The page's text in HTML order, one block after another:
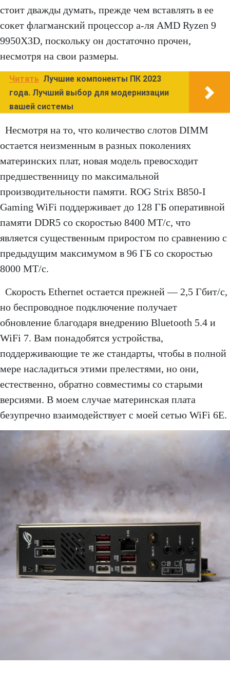
стоит дважды думать, прежде чем вставлять в ее
сокет флагманский процессор а-ля AMD Ryzen 9
9950X3D, поскольку он достаточно прочен,
несмотря на свои размеры.
Читать Лучшие компоненты ПК 2023
года. Лучший выбор для модернизации
вашей системы
Несмотря на то, что количество слотов DIMM
остается неизменным в разных поколениях
материнских плат, новая модель превосходит
предшественницу по максимальной
производительности памяти. ROG Strix B850-I
Gaming WiFi поддерживает до 128 ГБ оперативной
памяти DDR5 со скоростью 8400 МТ/с, что
является существенным приростом по сравнению с
предыдущим максимумом в 96 ГБ со скоростью
8000 МТ/с.
Скорость Ethernet остается прежней — 2,5 Гбит/с,
но беспроводное подключение получает
обновление благодаря внедрению Bluetooth 5.4 и
WiFi 7. Вам понадобятся устройства,
поддерживающие те же стандарты, чтобы в полной
мере насладиться этими прелестями, но они,
естественно, обратно совместимы со старыми
версиями. В моем случае материнская плата
безупречно взаимодействует с моей сетью WiFi 6E.